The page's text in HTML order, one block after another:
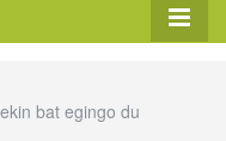
bat egingo du